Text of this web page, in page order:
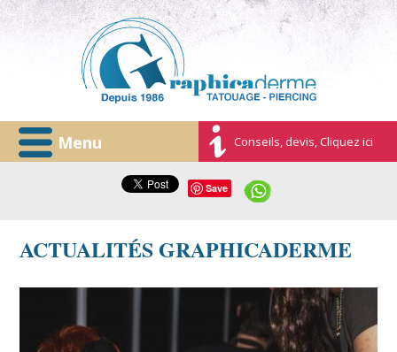
Menu Conseils, devis, Cliquez ici
Save
ACTUALITÉS GRAPHICADERME